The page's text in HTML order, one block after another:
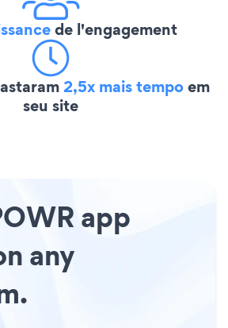
de l'engagement
2,5x mais tempoem
seu site
app
any